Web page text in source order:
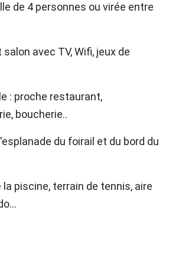
de 4 personnes ou virée entre
avec TV, Wifi, jeux de
: proche restaurant,
boucherie..
du foirail et du bord du
piscine, terrain de tennis, aire